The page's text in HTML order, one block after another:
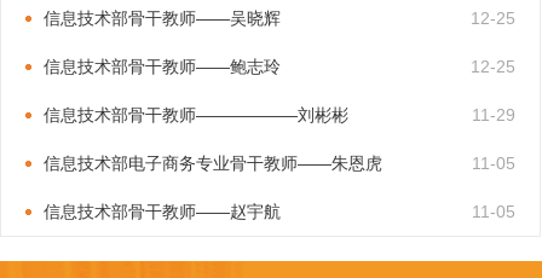
信息技术部骨干教师——吴晓辉 12-25
信息技术部骨干教师——鲍志玲 12-25
信息技术部骨干教师——————刘彬彬 11-29
信息技术部电子商务专业骨干教师——朱恩虎 11-05
信息技术部骨干教师——赵宇航 11-05